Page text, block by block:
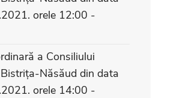
orele 12:00 -
a Consiliului
Năsăud din data
orele 14:00 -